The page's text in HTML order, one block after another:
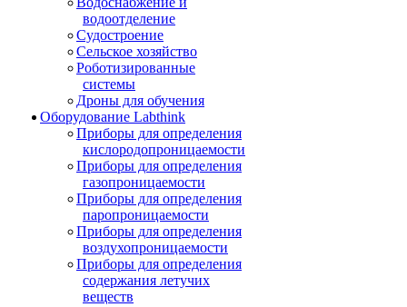
водоотделение
Судостроение
Сельское хозяйство
Роботизированные
системы
Дроны для обучения
Оборудование Labthink
Приборы для определения
кислородопроницаемости
Приборы для определения
газопроницаемости
Приборы для определения
паропроницаемости
Приборы для определения
воздухопроницаемости
Приборы для определения
содержания летучих
веществ